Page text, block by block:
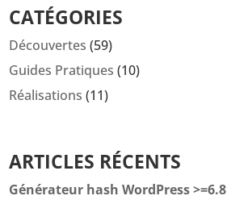
CATÉGORIES
Découvertes (59)
Guides Pratiques (10)
Réalisations (11)
ARTICLES RÉCENTS
Générateur hash WordPress >=6.8